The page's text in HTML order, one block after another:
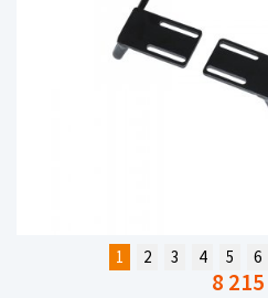
1 2 3 4 5 6
8 215